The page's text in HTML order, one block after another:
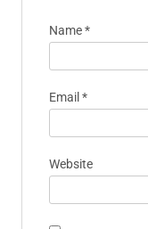
Name*
Email *
Website